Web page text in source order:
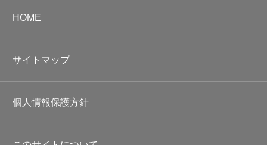
HOME
サイトマップ
個人情報保護方針